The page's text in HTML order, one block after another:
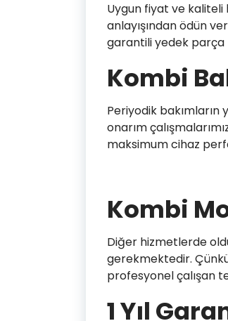
Uygun fiyat ve kaliteli
anlayışından ödün
garantili yedek parça
Kombi
Periyodik bakımların
onarım
maksimum cihaz
Kombi
Diğer hizmetlerde
gerekmektedir.
profesyonel çalışan
1 Yıl